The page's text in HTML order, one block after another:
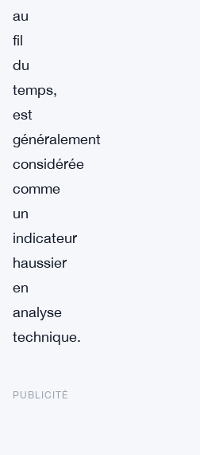
au
fil
du
temps,
est
généralement
considérée
comme
un
indicateur
haussier
en
analyse
technique.
PUBLICITÉ